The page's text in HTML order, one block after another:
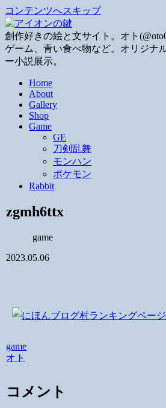
コンテンツへスキップ
創作好きの絵と文サイト。オト
ゲーム、青い食べ物など。オリジナ
ー小説展示。
Home
About
Gallery
Shop
Game
GE
刀剣乱舞
モンハン
ポケモン
Rabbit
zgmh6ttx
game
2023.05.06
game
オト
コメント